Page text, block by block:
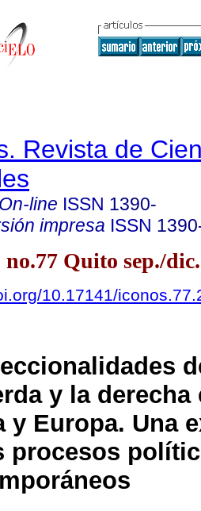
Revista de
line ISSN 1390-
impresa ISSN
Quito sep./
10.17141/
y la derecha
y Europa. Una
procesos